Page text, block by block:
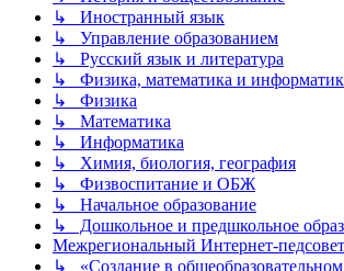
↳ Иностранный язык
↳ Управление образованием
↳ Русский язык и литература
↳ Физика, математика и
↳ Физика
↳ Математика
↳ Информатика
↳ Химия, биология, география
↳ Физвоспитание и ОБЖ
↳ Начальное образование
↳ Дошкольное и предшкольное
Межрегиональный Интернет-педсовет
↳ «Создание в